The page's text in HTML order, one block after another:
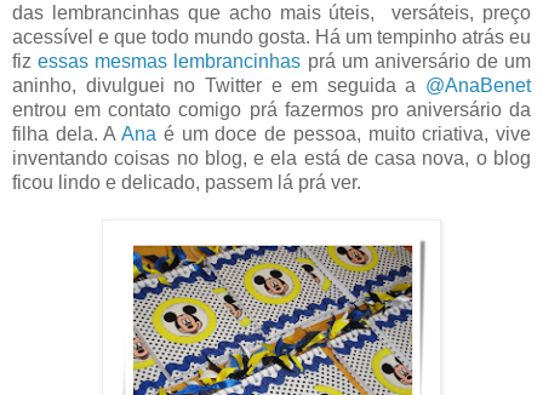
das lembrancinhas que acho mais úteis, versáteis, preço
acessível e que todo mundo gosta. Há um tempinho atrás eu
fizessas mesmas lembrancinhas prá um aniversário de um
aninho, divulguei no Twitter e em seguida a @AnaBenet
entrou em contato comigo prá fazermos pro aniversário da
filha dela. AAna é um doce de pessoa, muito criativa, vive
inventando coisas no blog, e ela está de casa nova, o blog
ficou lindo e delicado, passem lá prá ver.